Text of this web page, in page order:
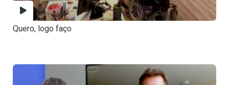
Quero, logo faço